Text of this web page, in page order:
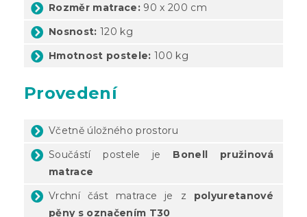
Rozměr matrace: 90 x 200 cm
Nosnost: 120 kg
Hmotnost postele: 100 kg
Provedení
Včetně úložného prostoru
Součástí postele je Bonell pružinová
matrace
Vrchní část
matrace je z polyuretanové
pěny s označením T30